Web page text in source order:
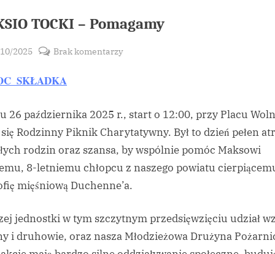
TOCKI – Pomagamy
2025
Brak komentarzydo
Pomagamy
26 października 2025 r., start o 12:00, przy Placu
się Rodzinny Piknik Charytatywny. Był to dzień pełen
rodzin oraz szansa, by wspólnie pomóc Maksowi
8-letniemu chłopcu z naszego powiatu
mięśniową Duchenne’a.
jednostki w tym szczytnym przedsięwzięciu udział
i druhowie, oraz nasza Młodzieżowa Drużyna